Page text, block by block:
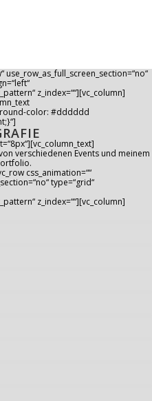
use_row_as_full_screen_section=“no“
z_index=““][vc_column]
color: #dddddd
verschiedenen Events und meinem
css_animation=““
type=“grid“
z_index=““][vc_column]